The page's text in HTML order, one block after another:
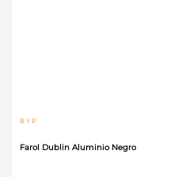
B Y P
Farol Dublin Aluminio Negro